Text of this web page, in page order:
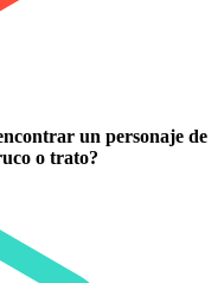
un personaje de
o trato?